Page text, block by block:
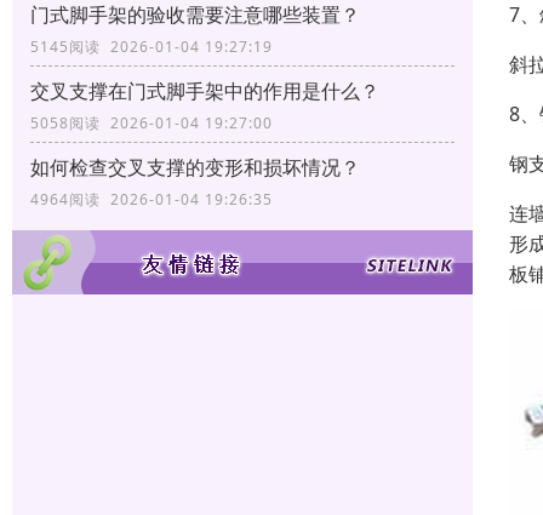
门式脚手架的验收需要注意哪些装置？
5145阅读 2026-01-04 19:27:19
交叉支撑在门式脚手架中的作用是什么？
5058阅读 2026-01-04 19:27:00
如何检查交叉支撑的变形和损坏情况？
4964阅读 2026-01-04 19:26:35
7
斜
8
钢
连
形
板